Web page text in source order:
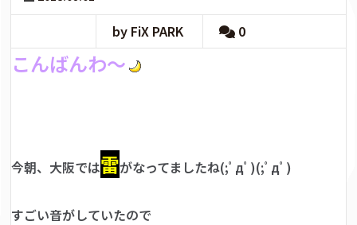
by FiX PARK 0
こんばんわ～
今朝、大阪では雷がなってましたね(;ﾟдﾟ)(;ﾟдﾟ)
すごい音がしていたので